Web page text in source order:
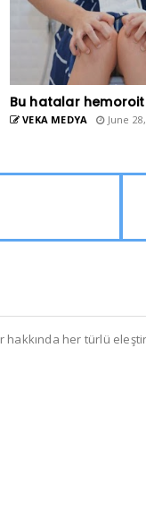
Bu hatalar hemoroit
VEKA MEDYA June
hakkında her türlü